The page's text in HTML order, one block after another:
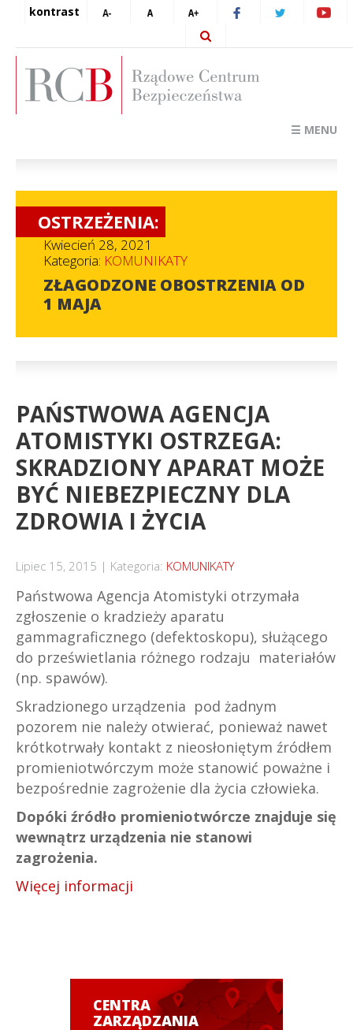
kontrast
☰ MENU
OSTRZEŻENIA:
Kwiecień 28, 2021
Kategoria: KOMUNIKATY
ZŁAGODZONE OBOSTRZENIA OD
1 MAJA
PAŃSTWOWA AGENCJA
ATOMISTYKI OSTRZEGA:
SKRADZIONY APARAT MOŻE
BYĆ NIEBEZPIECZNY DLA
ZDROWIA I ŻYCIA
Lipiec 15, 2015 Kategoria: KOMUNIKATY
Państwowa Agencja Atomistyki otrzymała
zgłoszenie o kradzieży aparatu
gammagraficznego (defektoskopu), służącego
do prześwietlania różnego rodzaju materiałów
(np. spawów).
Skradzionego urządzenia pod żadnym
pozorem nie należy otwierać, ponieważ nawet
krótkotrwały kontakt z nieosłoniętym źródłem
promieniotwórczym może stanowić poważne i
bezpośrednie zagrożenie dla życia człowieka.
Dopóki źródło promieniotwórcze znajduje się
wewnątrz urządzenia nie stanowi
zagrożenia.
Więcej informacji
CENTRA
ZARZĄDZANIA